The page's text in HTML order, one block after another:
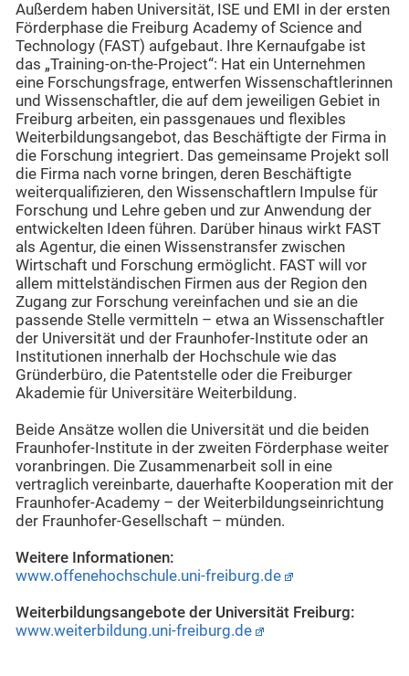
Außerdem haben Universität, ISE und EMI in der ersten
Förderphase die Freiburg Academy of Science and
Technology (FAST) aufgebaut. Ihre Kernaufgabe ist
das „Training-on-the-Project“: Hat ein Unternehmen
eine Forschungsfrage, entwerfen Wissenschaftlerinnen
und Wissenschaftler, die auf dem jeweiligen Gebiet in
Freiburg arbeiten, ein passgenaues und flexibles
Weiterbildungsangebot, das Beschäftigte der Firma in
die Forschung integriert. Das gemeinsame Projekt soll
die Firma nach vorne bringen, deren Beschäftigte
weiterqualifizieren, den Wissenschaftlern Impulse für
Forschung und Lehre geben und zur Anwendung der
entwickelten Ideen führen. Darüber hinaus wirkt FAST
als Agentur, die einen Wissenstransfer zwischen
Wirtschaft und Forschung ermöglicht. FAST will vor
allem mittelständischen Firmen aus der Region den
Zugang zur Forschung vereinfachen und sie an die
passende Stelle vermitteln – etwa an Wissenschaftler
der Universität und der Fraunhofer-Institute oder an
Institutionen innerhalb der Hochschule wie das
Gründerbüro, die Patentstelle oder die Freiburger
Akademie für Universitäre Weiterbildung.
Beide Ansätze wollen die Universität und die beiden
Fraunhofer-Institute in der zweiten Förderphase weiter
voranbringen. Die Zusammenarbeit soll in eine
vertraglich vereinbarte, dauerhafte Kooperation mit der
Fraunhofer-Academy – der Weiterbildungseinrichtung
der Fraunhofer-Gesellschaft – münden.
Weitere Informationen:
www.offenehochschule.uni-freiburg.de
Weiterbildungsangebote der Universität Freiburg:
www.weiterbildung.uni-freiburg.de